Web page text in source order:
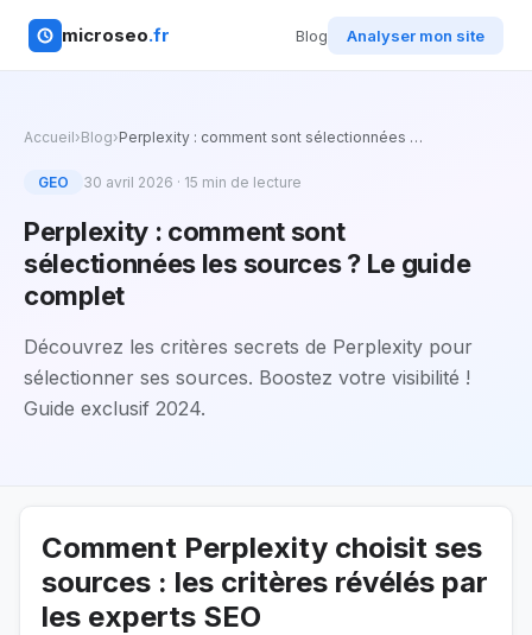
microseo.fr Blog Analyser mon site
Accueil›Blog›Perplexity : comment sont sélectionnées …
GEO 30 avril 2026 · 15 min de lecture
Perplexity : comment sont
sélectionnées les sources ? Le guide
complet
Découvrez les critères secrets de Perplexity pour
sélectionner ses sources. Boostez votre visibilité !
Guide exclusif 2024.
Comment Perplexity choisit ses
sources : les critères révélés par
les experts SEO